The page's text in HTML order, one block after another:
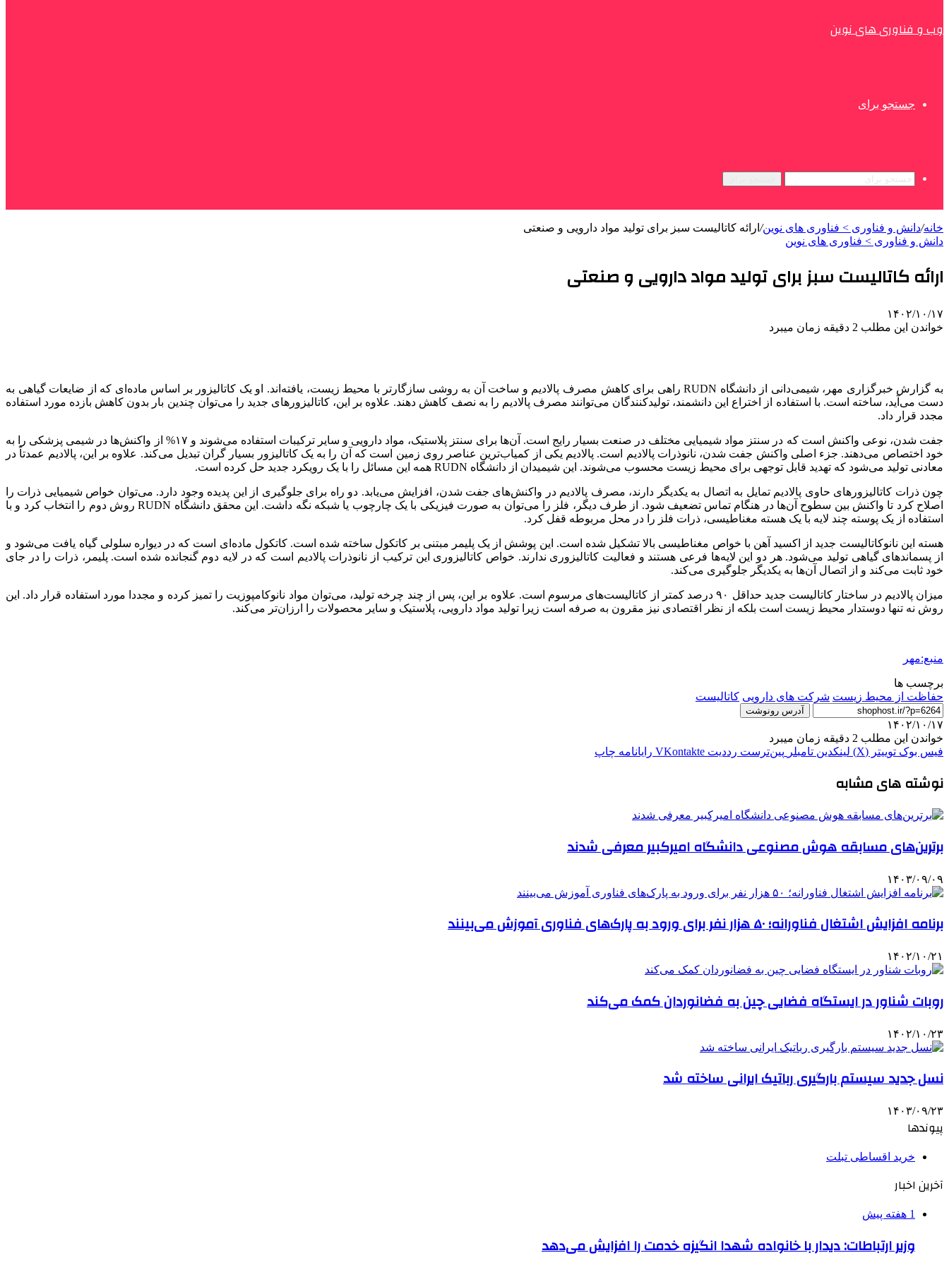
وب و فناوری های نوین
جستجو برای
خانه/دانش و فناوری > فناوری های نوین/ ارائه کاتالیست سبز برای تولید مواد دارویی و صنعتی
دانش و فناوری > فناوری های نوین
ارائه کاتالیست سبز برای تولید مواد دارویی و صنعتی
۱۴۰۲/۱۰/۱۷
خواندن این مطلب 2 دقیقه زمان میبرد
به گزارش خبرگزاری مهر، شیمی‌دانی از دانشگاه RUDN راهی برای کاهش مصرف پالادیم و ساخت آن به روشی سازگارتر با محیط زیست، یافته‌اند. او یک کاتالیزور بر اساس ماده‌ای که از ضایعات گیاهی به
دست می‌آید، ساخته است. با استفاده از اختراع این دانشمند، تولیدکنندگان می‌توانند مصرف پالادیم را به نصف کاهش دهند. علاوه بر این، کاتالیزورهای جدید را می‌توان چندین بار بدون کاهش بازده مورد استفاده
مجدد قرار داد.
جفت شدن، نوعی واکنش است که در سنتز مواد شیمیایی مختلف در صنعت بسیار رایج است. آن‌ها برای سنتز پلاستیک، مواد دارویی و سایر ترکیبات استفاده می‌شوند و ۱۷% از واکنش‌ها در شیمی پزشکی را به
خود اختصاص می‌دهند. جزء اصلی واکنش جفت شدن، نانوذرات پالادیم است. پالادیم یکی از کمیاب‌ترین عناصر روی زمین است که آن را به یک کاتالیزور بسیار گران تبدیل می‌کند. علاوه بر این، پالادیم عمدتاً در
معادنی تولید می‌شود که تهدید قابل توجهی برای محیط زیست محسوب می‌شوند. این شیمیدان از دانشگاه RUDN همه این مسائل را با یک رویکرد جدید حل کرده است.
چون ذرات کاتالیزورهای حاوی پالادیم تمایل به اتصال به یکدیگر دارند، مصرف پالادیم در واکنش‌های جفت شدن، افزایش می‌یابد. دو راه برای جلوگیری از این پدیده وجود دارد. می‌توان خواص شیمیایی ذرات را
اصلاح کرد تا واکنش بین سطوح آن‌ها در هنگام تماس تضعیف شود. از طرف دیگر، فلز را می‌توان به صورت فیزیکی با یک چارچوب یا شبکه نگه داشت. این محقق دانشگاه RUDN روش دوم را انتخاب کرد و با
استفاده از یک پوسته چند لایه با یک هسته مغناطیسی، ذرات فلز را در محل مربوطه قفل کرد.
هسته این نانوکاتالیست جدید از اکسید آهن با خواص مغناطیسی بالا تشکیل شده است. این پوشش از یک پلیمر مبتنی بر کاتکول ساخته شده است. کاتکول ماده‌ای است که در دیواره سلولی گیاه یافت می‌شود و
از پسماندهای گیاهی تولید می‌شود. هر دو این لایه‌ها فرعی هستند و فعالیت کاتالیزوری ندارند. خواص کاتالیزوری این ترکیب از نانوذرات پالادیم است که در لایه دوم گنجانده شده است. پلیمر، ذرات را در جای
خود ثابت می‌کند و از اتصال آن‌ها به یکدیگر جلوگیری می‌کند.
میزان پالادیم در ساختار کاتالیست جدید حداقل ۹۰ درصد کمتر از کاتالیست‌های مرسوم است. علاوه بر این، پس از چند چرخه تولید، می‌توان مواد نانوکامپوزیت را تمیز کرده و مجددا مورد استفاده قرار داد. این
روش نه تنها دوستدار محیط زیست است بلکه از نظر اقتصادی نیز مقرون به صرفه است زیرا تولید مواد دارویی، پلاستیک و سایر محصولات را ارزان‌تر می‌کند.
منبع:مهر
برچسب ها
حفاظت از محیط زیست شرکت های دارویی کاتالیست
آدرس رونوشت
۱۴۰۲/۱۰/۱۷
خواندن این مطلب 2 دقیقه زمان میبرد
فیس بوک توییتر (X) لینکدین ‫تامبلر ‫پین‌ترست ‫رددیت ‫VKontakte رایانامه چاپ
نوشته های مشابه
برترین‌های مسابقه هوش مصنوعی دانشگاه امیرکبیر معرفی شدند
۱۴۰۳/۰۹/۰۹
برنامه افزایش اشتغال فناورانه؛ ۵۰ هزار نفر برای ورود به پارک‌های فناوری آموزش می‌بینند
۱۴۰۲/۱۰/۲۱
روبات شناور در ایستگاه فضایی چین به فضانوردان کمک می‌کند
۱۴۰۲/۱۰/۲۳
نسل جدید سیستم بارگیری رباتیک ایرانی ساخته شد
۱۴۰۳/۰۹/۲۳
پیوندها
خرید اقساطی تبلت
آخرین اخبار
1 هفته پیش
وزیر ارتباطات: دیدار با خانواده شهدا انگیزه خدمت را افزایش می‌دهد